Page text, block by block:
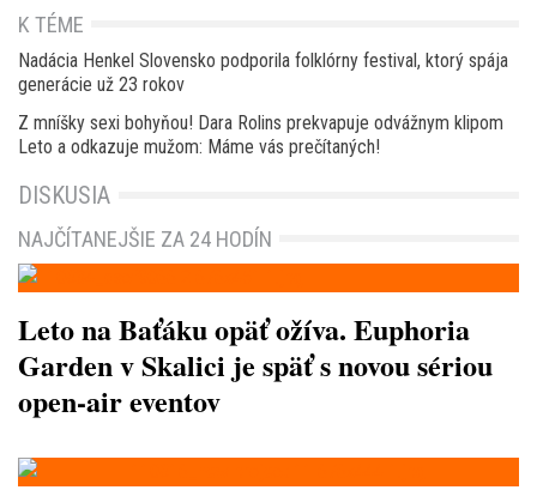
K TÉME
Nadácia Henkel Slovensko podporila folklórny festival, ktorý spája
generácie už 23 rokov
Z mníšky sexi bohyňou! Dara Rolins prekvapuje odvážnym klipom
Leto a odkazuje mužom: Máme vás prečítaných!
DISKUSIA
NAJČÍTANEJŠIE ZA 24 HODÍN
Leto na Baťáku opäť ožíva. Euphoria
Garden v Skalici je späť s novou sériou
open-air eventov